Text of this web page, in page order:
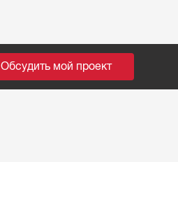
Обсудить мой проект